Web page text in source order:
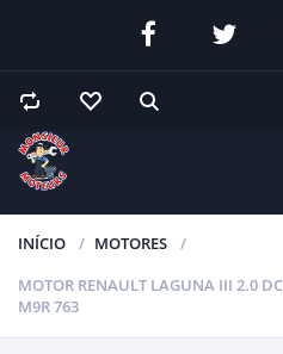
INÍCIO
MOTORES
MOTOR RENAULT LAGUNA III 2.0
M9R 763